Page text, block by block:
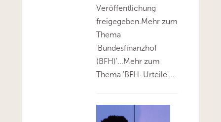
Veröffentlichung
freigegeben.Mehr zum
Thema
'Bundesfinanzhof
(BFH)'...Mehr zum
Thema 'BFH-Urteile'...